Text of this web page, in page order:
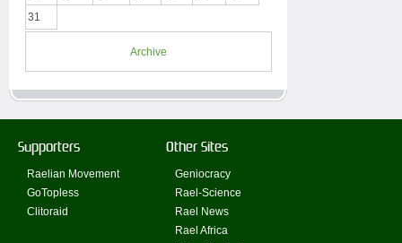
31
Archive
Supporters
Raelian Movement
GoTopless
Clitoraid
Other Sites
Geniocracy
Rael-Science
Rael News
Rael Africa